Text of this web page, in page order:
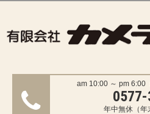
am 10:00 ～ pm 6:00
年中無休（年